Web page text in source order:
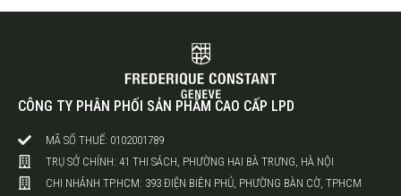
CÔNG TY PHÂN PHỐI SẢN PHẨM CAO CẤP LPD
MÃ SỐ THUẾ: 0102001789
TRỤ SỞ CHÍNH: 41 THI SÁCH, PHƯỜNG HAI BÀ TRƯNG, HÀ NỘI
CHI NHÁNH TP.HCM: 393 ĐIỆN BIÊN PHỦ, PHƯỜNG BÀN CỜ, TPHCM